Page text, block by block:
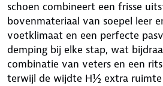
schoen combineert een frisse
bovenmateriaal van soepel leer
voetklimaat en een perfecte
demping bij elke stap, wat
combinatie van veters en een
terwijl de wijdte H½ extra